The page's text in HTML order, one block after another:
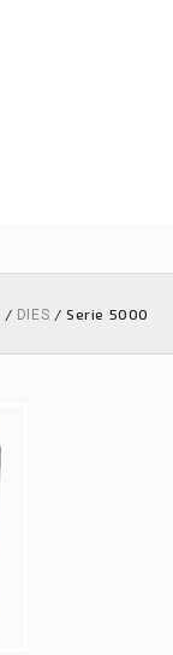
/ DIES / Serie 5000